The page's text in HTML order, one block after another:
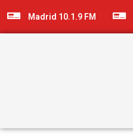
Madrid 10.1.9 FM